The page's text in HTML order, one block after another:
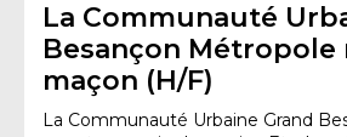
La Communauté
Besançon
maçon (H/F)
La Communauté Urbaine Grand